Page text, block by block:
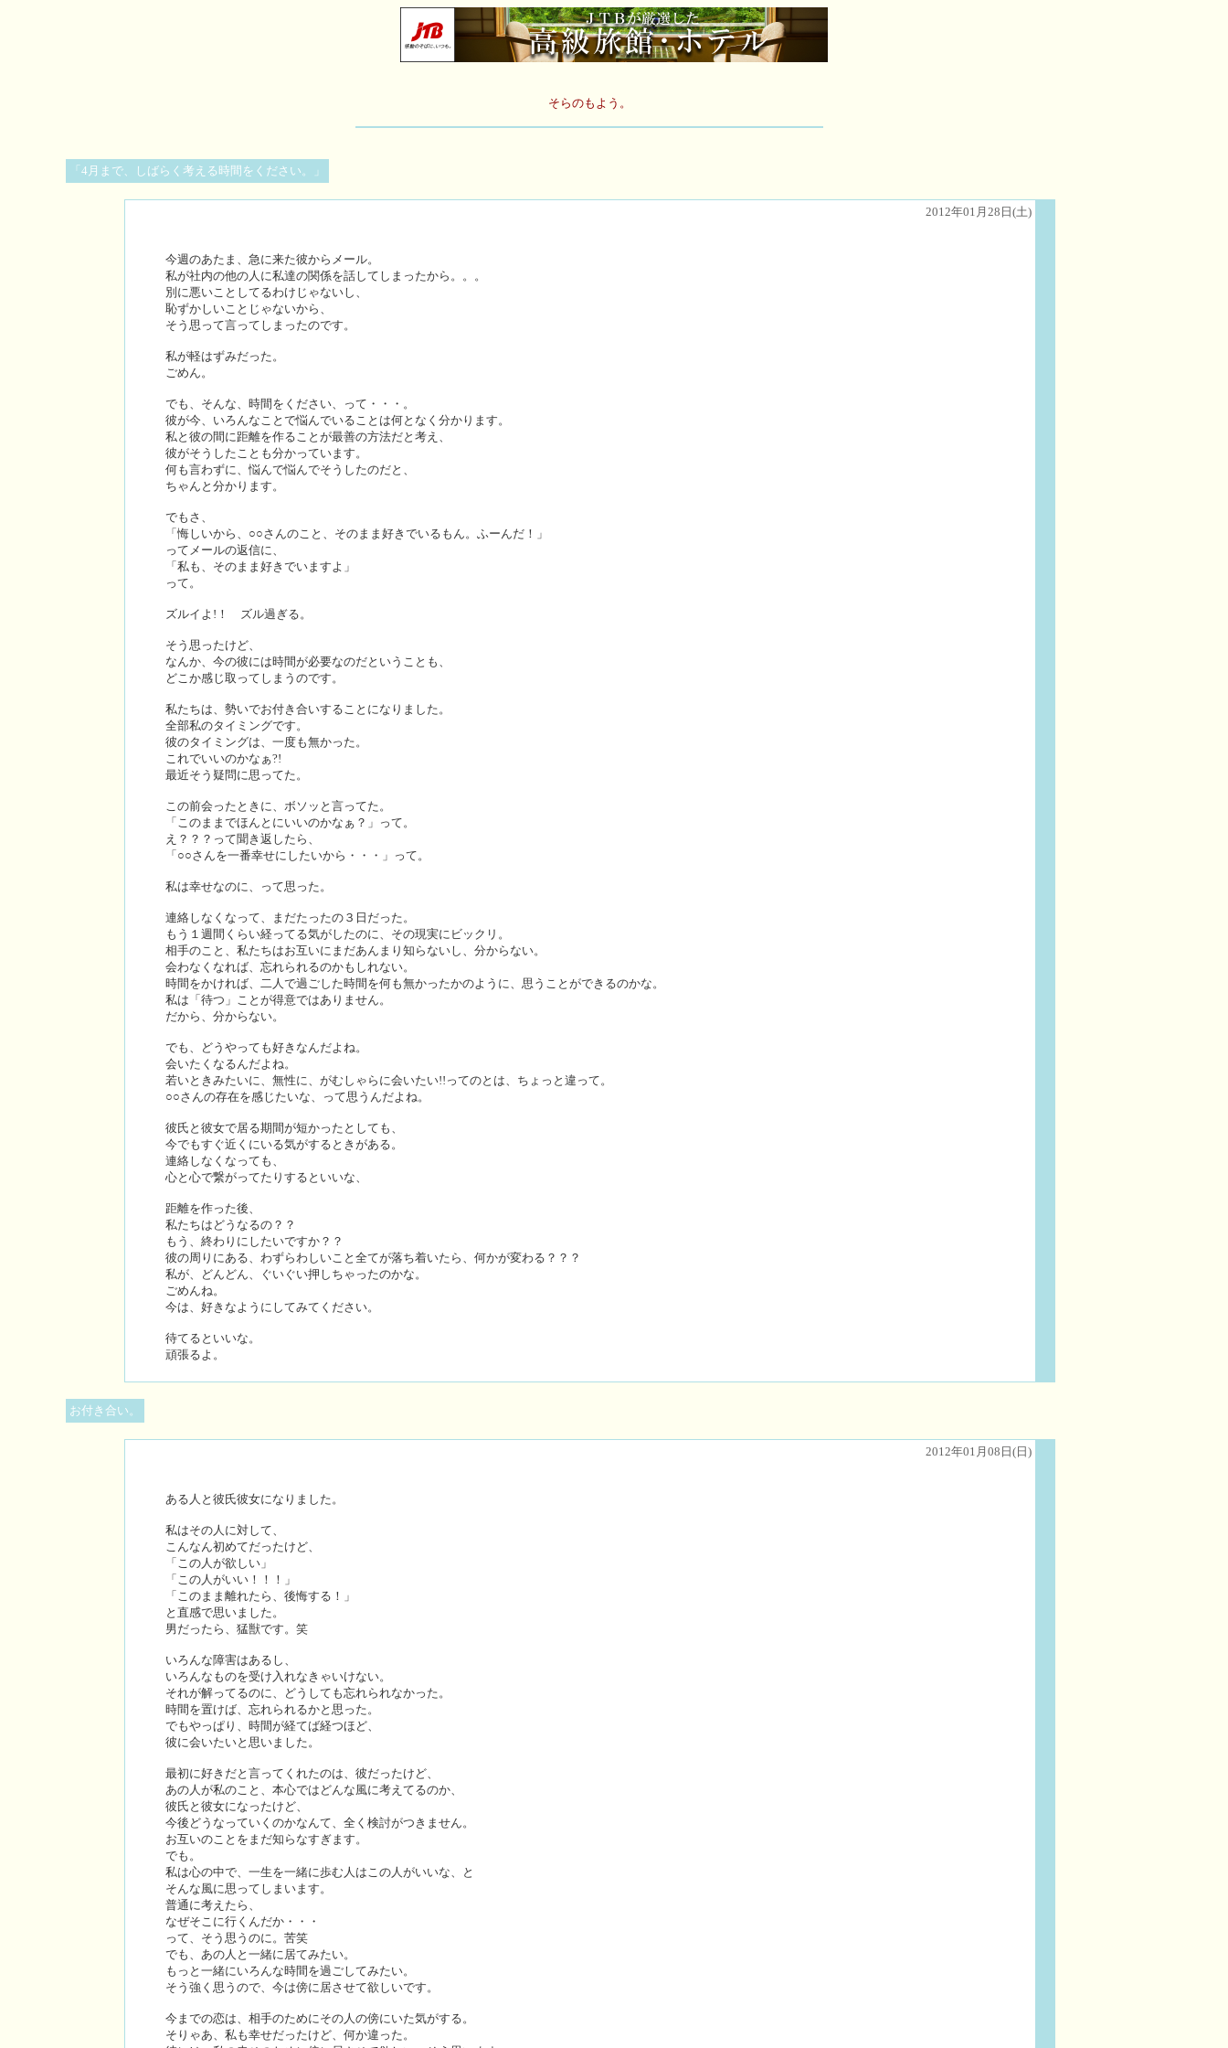
そらのもよう。
「4月まで、しばらく考える時間をください。」
2012年01月28日(土)
今週のあたま、急に来た彼からメール。
私が社内の他の人に私達の関係を話してしまったから。。。
別に悪いことしてるわけじゃないし、
恥ずかしいことじゃないから、
そう思って言ってしまったのです。
私が軽はずみだった。
ごめん。
でも、そんな、時間をください、って・・・。
彼が今、いろんなことで悩んでいることは何となく分かります。
私と彼の間に距離を作ることが最善の方法だと考え、
彼がそうしたことも分かっています。
何も言わずに、悩んで悩んでそうしたのだと、
ちゃんと分かります。
でもさ、
「悔しいから、○○さんのこと、そのまま好きでいるもん。ふーんだ！」
ってメールの返信に、
「私も、そのまま好きでいますよ」
って。
ズルイよ!！ ズル過ぎる。
そう思ったけど、
なんか、今の彼には時間が必要なのだということも、
どこか感じ取ってしまうのです。
私たちは、勢いでお付き合いすることになりました。
全部私のタイミングです。
彼のタイミングは、一度も無かった。
これでいいのかなぁ?!
最近そう疑問に思ってた。
この前会ったときに、ボソッと言ってた。
「このままでほんとにいいのかなぁ？」って。
え？？？って聞き返したら、
「○○さんを一番幸せにしたいから・・・」って。
私は幸せなのに、って思った。
連絡しなくなって、まだたったの３日だった。
もう１週間くらい経ってる気がしたのに、その現実にビックリ。
相手のこと、私たちはお互いにまだあんまり知らないし、分からない。
会わなくなれば、忘れられるのかもしれない。
時間をかければ、二人で過ごした時間を何も無かったかのように、思うことができるのかな。
私は「待つ」ことが得意ではありません。
だから、分からない。
でも、どうやっても好きなんだよね。
会いたくなるんだよね。
若いときみたいに、無性に、がむしゃらに会いたい!!ってのとは、ちょっと違って。
○○さんの存在を感じたいな、って思うんだよね。
彼氏と彼女で居る期間が短かったとしても、
今でもすぐ近くにいる気がするときがある。
連絡しなくなっても、
心と心で繋がってたりするといいな、
距離を作った後、
私たちはどうなるの？？
もう、終わりにしたいですか？？
彼の周りにある、わずらわしいこと全てが落ち着いたら、何かが変わる？？？
私が、どんどん、ぐいぐい押しちゃったのかな。
ごめんね。
今は、好きなようにしてみてください。
待てるといいな。
頑張るよ。
お付き合い。
2012年01月08日(日)
ある人と彼氏彼女になりました。
私はその人に対して、
こんなん初めてだったけど、
「この人が欲しい」
「この人がいい！！！」
「このまま離れたら、後悔する！」
と直感で思いました。
男だったら、猛獣です。笑
いろんな障害はあるし、
いろんなものを受け入れなきゃいけない。
それが解ってるのに、どうしても忘れられなかった。
時間を置けば、忘れられるかと思った。
でもやっぱり、時間が経てば経つほど、
彼に会いたいと思いました。
最初に好きだと言ってくれたのは、彼だったけど、
あの人が私のこと、本心ではどんな風に考えてるのか、
彼氏と彼女になったけど、
今後どうなっていくのかなんて、全く検討がつきません。
お互いのことをまだ知らなすぎます。
でも。
私は心の中で、一生を一緒に歩む人はこの人がいいな、と
そんな風に思ってしまいます。
普通に考えたら、
なぜそこに行くんだか・・・
って、そう思うのに。苦笑
でも、あの人と一緒に居てみたい。
もっと一緒にいろんな時間を過ごしてみたい。
そう強く思うので、今は傍に居させて欲しいです。
今までの恋は、相手のためにその人の傍にいた気がする。
そりゃあ、私も幸せだったけど、何か違った。